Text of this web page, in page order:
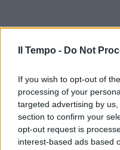
Il Tempo - Do Not
If you wish to opt-out of
processing of your
targeted advertising by
section to confirm your
opt-out request is
interest-based ads based